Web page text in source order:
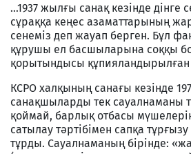
…1937 жылғы санақ кезінде дінге
сұраққа кеңес азаматтарының
сенеміз деп жауап берген. Бұл
құрушы ел басшыларына соққы
қорытындысы құпияландырылған
КСРО халқының санағы кезінде
санақшыларды тек сауалнаманы
қоймай, барлық отбасы
сатылау тәртібімен сапқа
тұрды. Сауалнаманың бірінде: